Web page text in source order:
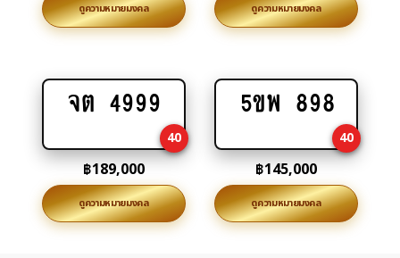
ดูความหมายมงคล ดูความหมายมงคล
Add
cart
จต 4999
40
฿189,000
ดูความหมายมงคล
Add
cart
5ขพ 898
40
฿145,000
ดูความหมายมงคล